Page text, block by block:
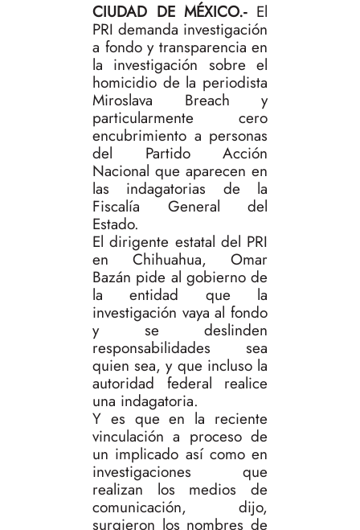
CIUDAD DE MÉXICO.- El
PRI demanda investigación
a fondo y transparencia en
la investigación sobre el
homicidio de la periodista
Miroslava Breach y
particularmente cero
encubrimiento a personas
del Partido Acción
Nacional que aparecen en
las indagatorias de la
Fiscalía General del
Estado.
El dirigente estatal del PRI
en Chihuahua, Omar
Bazán pide al gobierno de
la entidad que la
investigación vaya al fondo
y se deslinden
responsabilidades sea
quien sea, y que incluso la
autoridad federal realice
una indagatoria.
Y es que en la reciente
vinculación a proceso de
un implicado así como en
investigaciones que
realizan los medios de
comunicación, dijo,
surgieron los nombres de